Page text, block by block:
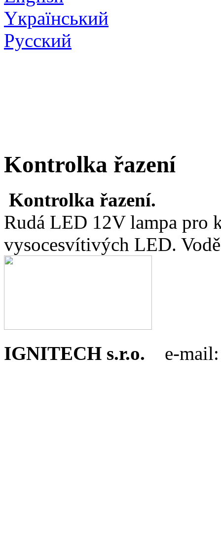
Yкраїнський
Pусский
Kontrolka řazení
Kontrolka řazení.
Rudá LED 12V lampa pro
vysocesvítivých LED.
IGNITECH s.r.o. e-